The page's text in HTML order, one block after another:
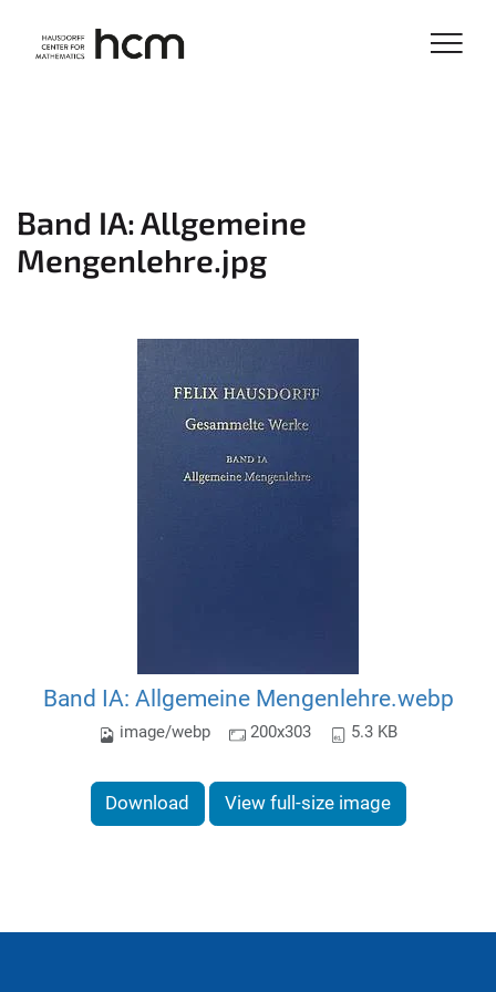
Band IA: Allgemeine
Mengenlehre.jpg
Band IA: Allgemeine Mengenlehre.webp
image/webp 200x303 5.3 KB
Download View full-size image